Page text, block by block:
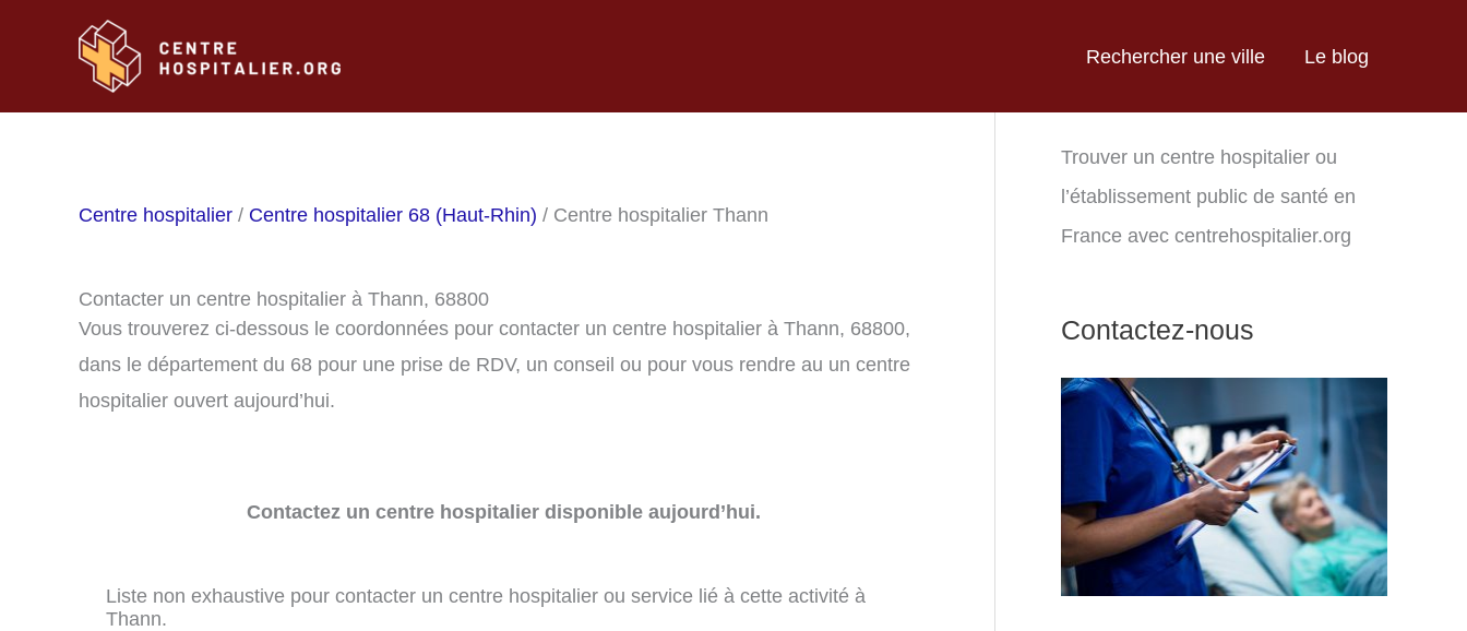
Rechercher une ville Le blog
Centre hospitalier / Centre hospitalier 68 (Haut-Rhin) / Centre hospitalier Thann
Contacter un centre hospitalier à Thann, 68800
Vous trouverez ci-dessous le coordonnées pour contacter un centre hospitalier à Thann, 68800,
dans le département du 68 pour une prise de RDV, un conseil ou pour vous rendre au un centre
hospitalier ouvert aujourd’hui.
Contactez un centre hospitalier disponible aujourd’hui.
Liste non exhaustive pour contacter un centre hospitalier ou service lié à cette activité à
Thann.
Trouver un centre hospitalier ou
l’établissement public de santé en
France avec centrehospitalier.org
Contactez-nous